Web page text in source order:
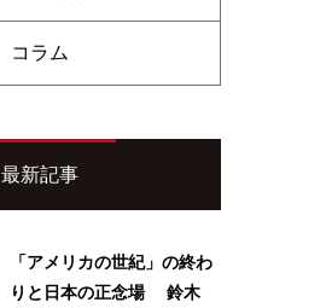
コラム
最新記事
「アメリカの世紀」の終わ
りと日本の正念場 鈴木